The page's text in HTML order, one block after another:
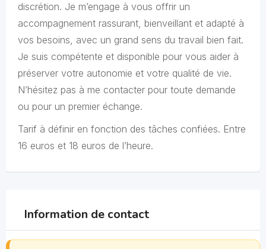
discrétion. Je m’engage à vous offrir un
accompagnement rassurant, bienveillant et adapté à
vos besoins, avec un grand sens du travail bien fait.
Je suis compétente et disponible pour vous aider à
préserver votre autonomie et votre qualité de vie.
N’hésitez pas à me contacter pour toute demande
ou pour un premier échange.
Tarif à définir en fonction des tâches confiées. Entre
16 euros et 18 euros de l’heure.
Information de contact